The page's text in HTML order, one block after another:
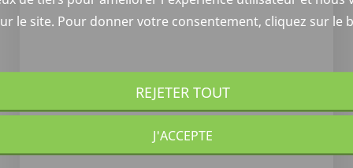
le site. Pour donner votre consentement, cliquez sur le
REJETER TOUT
J'ACCEPTE